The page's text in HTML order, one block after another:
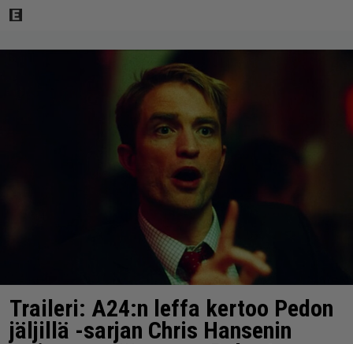
Traileri: A24:n leffa kertoo Pedon
jäljillä -sarjan Chris Hansenin